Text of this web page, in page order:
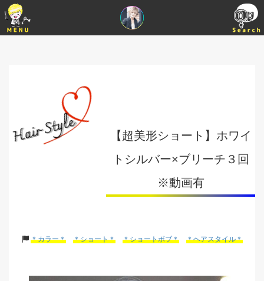
【超美形ショート】ホワイ
トシルバー×ブリーチ３回
※動画有
＊カラー＊ ＊ショート＊ ＊ショートボブ＊ ＊ヘアスタイル＊